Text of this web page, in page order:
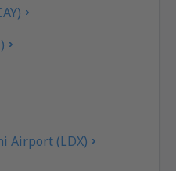
Airport (LDX)